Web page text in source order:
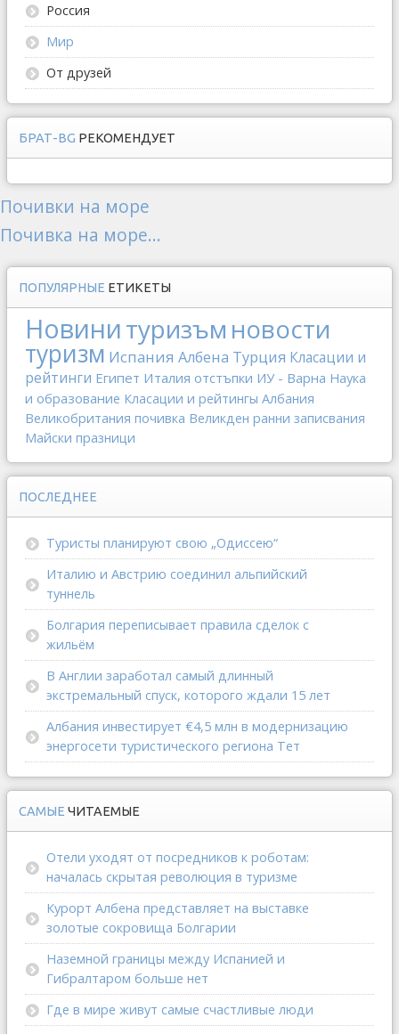
Россия
Мир
От друзей
БРАТ-BG РЕКОМЕНДУЕТ
Почивки на море
Почивка на море...
ПОПУЛЯРНЫЕ ЕТИКЕТЫ
Новинитуризъм новости
туризм Испания Албена Турция Класации и
рейтинги Египет Италия отстъпки ИУ - Варна Наука
и образование Класации и рейтингы Албания
Великобритания почивка Великден ранни записвания
Майски празници
ПОСЛЕДНЕЕ
Туристы планируют свою „Одиссею“
Италию и Австрию соединил альпийский
туннель
Болгария переписывает правила сделок с
жильём
В Англии заработал самый длинный
экстремальный спуск, которого ждали 15 лет
Албания инвестирует €4,5 млн в модернизацию
энергосети туристического региона Тет
САМЫЕ ЧИТАЕМЫЕ
Отели уходят от посредников к роботам:
началась скрытая революция в туризме
Курорт Албена представляет на выставке
золотые сокровища Болгарии
Наземной границы между Испанией и
Гибралтаром больше нет
Где в мире живут самые счастливые люди